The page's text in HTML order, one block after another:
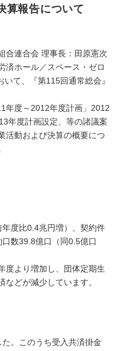
算報告について
合連合会 理事長：田原憲次
済ホール／スペース・ゼロ
いて、『第115回通常総会』
年度～2012年度計画」2012
年度計画設定、等の諸議案
活動および決算の概要につ
度比0.4兆円増）、契約件
数39.8億口（同0.5億口
度より増加し、団体定期生
どが減少しています。
。このうち受入共済掛金